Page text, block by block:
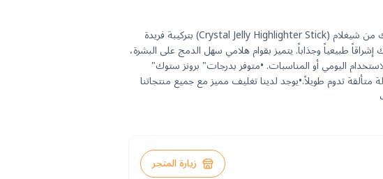
هايلايتر جيلي ستيك من شيغلام (Crystal Jelly Highlighter Stick) بتركيبة فريدة
طبيعياً وجذاباً. يتميز بقوام هلامي سهل الدمج على البشرة،
اليومي أو المناسبات. •متوفر بدرجات" برونز ستوك"
متألقة تدوم طويلاً.•يوجد لدينا تغليف مميز مع جميع منتجاتنا
زيارة المتجر